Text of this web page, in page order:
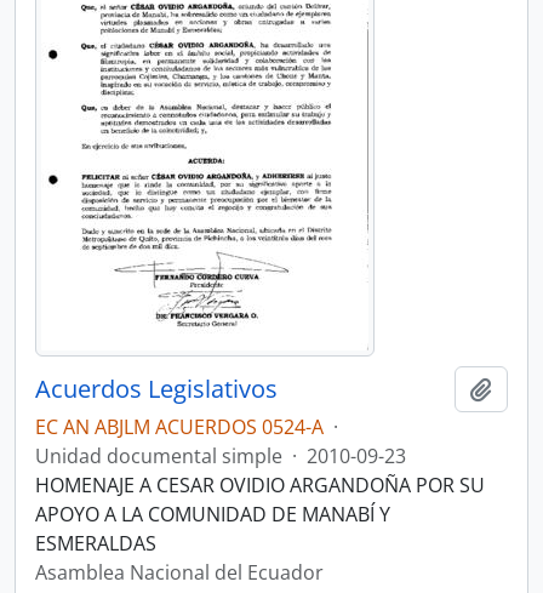
Acuerdos Legislativos
EC AN ABJLM ACUERDOS 0524-A ·
Unidad documental simple · 2010-09-23
HOMENAJE A CESAR OVIDIO ARGANDOÑA POR SU
APOYO A LA COMUNIDAD DE MANABÍ Y
ESMERALDAS
Asamblea Nacional del Ecuador